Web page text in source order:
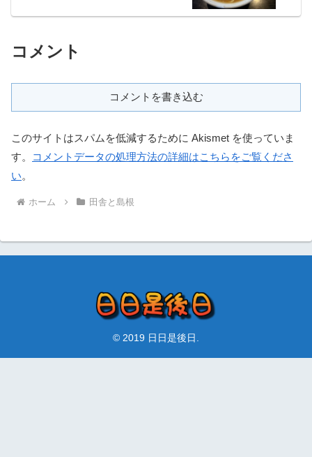
コメント
コメントを書き込む
このサイトはスパムを低減するために Akismet を使っていま
す。
コメントデータの処理方法の詳細はこちらをご覧くださ
い。
ホーム 田舎と島根
© 2019 日日是後日.